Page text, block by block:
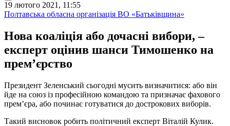
19 лютого 2021, 11:55
Полтавська обласна організація ВО «Батьківщина»
Нова коаліція або дочасні вибори, –
експерт оцінив шанси Тимошенко на
прем’єрство
Президент Зеленський сьогодні мусить визначитися: або він
йде на союз із професійною командою та призначає фахового
прем’єра, або починає готуватися до дострокових виборів.
Такий висновок робить політичний експерт Віталій Кулик.